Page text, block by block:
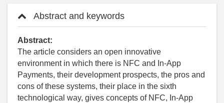
Abstract and keywords
Abstract:
The article considers an open innovative
environment in which there is NFC and In-App
Payments, their development prospects, the pros and
cons of these systems, their place in the sixth
technological way, gives concepts of NFC, In-App